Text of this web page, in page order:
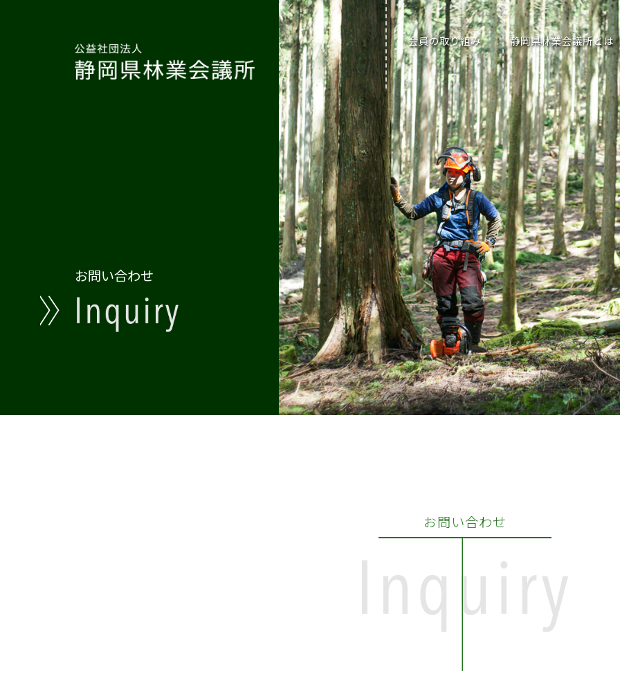
会員の取り組み 静岡県林業会議所とは
お問い合わせ
お問い合わせ